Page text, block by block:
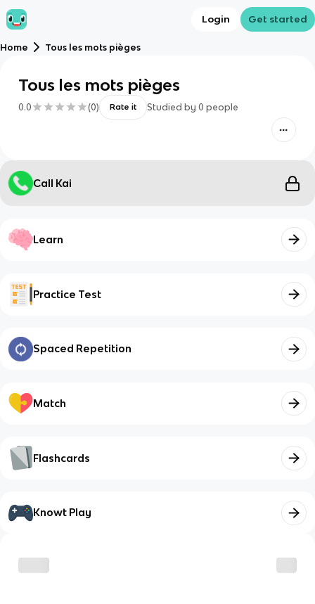
Login Get started
Home Tous les mots pièges
Tous les mots pièges
0.0 (0) Rate it Studied by 0 people
Call Kai
Learn
Practice Test
Spaced Repetition
Match
Flashcards
Knowt Play